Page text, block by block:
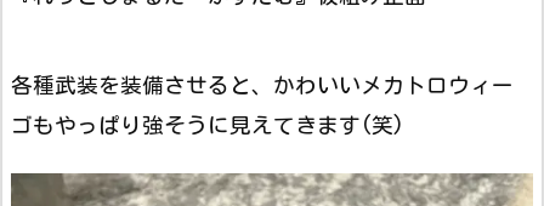
各種武装を装備させると、かわいいメカトロウィー
ゴもやっぱり強そうに見えてきます(笑)